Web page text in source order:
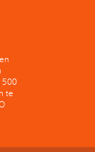
500
te